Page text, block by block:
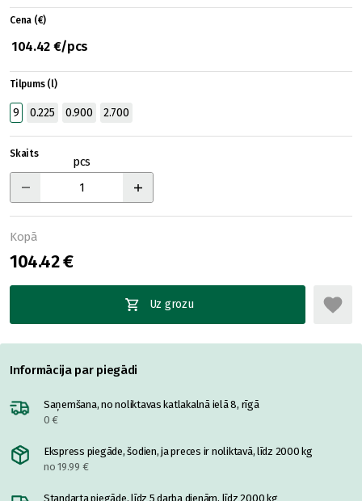
Cena (€)
104.42 €/pcs
Tilpums (l)
9 0.225 0.900 2.700
Skaits
pcs
Kopā
104.42 €
Uz grozu
Informācija par piegādi
Saņemšana, no noliktavas katlakalnā ielā 8, rīgā
0 €
Ekspress piegāde, šodien, ja preces ir noliktavā, līdz 2000 kg
no 19.99 €
Standarta piegāde, līdz 5 darba dienām, līdz 2000 kg